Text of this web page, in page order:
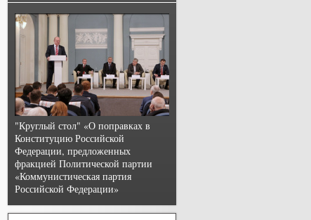
"Круглый стол" «О поправках в
Конституцию Российской
Федерации, предложенных
фракцией Политической партии
«Коммунистическая партия
Российской Федерации»